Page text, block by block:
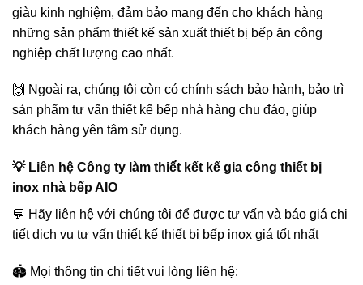
giàu kinh nghiệm, đảm bảo mang đến cho khách hàng
những sản phẩm thiết kế sản xuất thiết bị bếp ăn công
nghiệp chất lượng cao nhất.
🙌 Ngoài ra, chúng tôi còn có chính sách bảo hành, bảo trì
sản phẩm tư vấn thiết kế bếp nhà hàng chu đáo, giúp
khách hàng yên tâm sử dụng.
💡 Liên hệ Công ty làm thiế́t kết kế gia công thiết bị
inox nhà bếp AIO
💬 Hãy liên hệ với chúng tôi để được tư vấn và báo giá chi
tiết dịch vụ tư vấn thiết kế thiết bị bếp inox giá tốt nhất
🏟️ Mọi thông tin chi tiết vui lòng liên hệ: